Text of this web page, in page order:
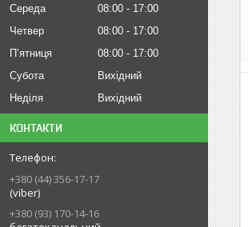
Середа
08:00
17:00
Четвер
08:00
17:00
Пʼятниця
08:00
17:00
Субота
Вихідний
Неділя
Вихідний
КОНТАКТИ
+380 (44) 356-17-17
(viber)
+380 (93) 170-14-16